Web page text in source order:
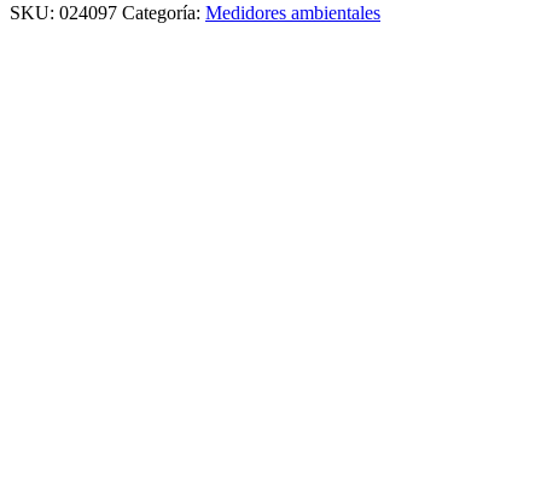
SKU: 024097 Categoría: Medidores ambientales